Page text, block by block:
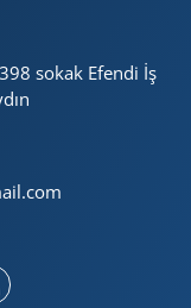
sokak Efendi İş